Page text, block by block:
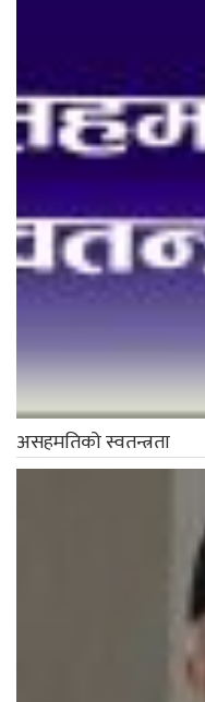
असहमतिको स्वतन्त्रता